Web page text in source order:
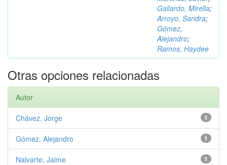
Gallardo, Mirella;
Arroyo, Sandra;
Gómez,
Alejandro;
Ramos, Haydee
Otras opciones relacionadas
Autor
1
Chávez, Jorge
1
Gómez, Alejandro
1
Nalvarte, Jaime